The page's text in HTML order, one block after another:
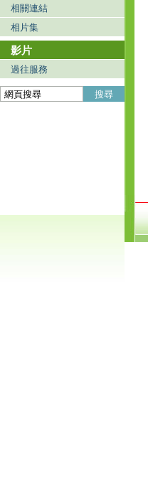
相關連結
相片集
影片
過往服務
搜尋